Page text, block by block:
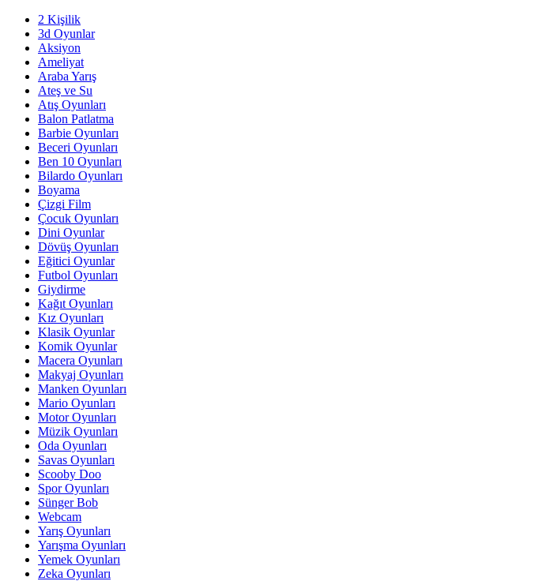
2 Kişilik
3d Oyunlar
Aksiyon
Ameliyat
Araba Yarış
Ateş ve Su
Atış Oyunları
Balon Patlatma
Barbie Oyunları
Beceri Oyunları
Ben 10 Oyunları
Bilardo Oyunları
Boyama
Çizgi Film
Çocuk Oyunları
Dini Oyunlar
Dövüş Oyunları
Eğitici Oyunlar
Futbol Oyunları
Giydirme
Kağıt Oyunları
Kız Oyunları
Klasik Oyunlar
Komik Oyunlar
Macera Oyunları
Makyaj Oyunları
Manken Oyunları
Mario Oyunları
Motor Oyunları
Müzik Oyunları
Oda Oyunları
Savas Oyunları
Scooby Doo
Spor Oyunları
Sünger Bob
Webcam
Yarış Oyunları
Yarışma Oyunları
Yemek Oyunları
Zeka Oyunları